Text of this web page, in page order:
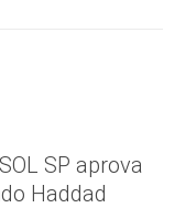
SP aprova
Haddad